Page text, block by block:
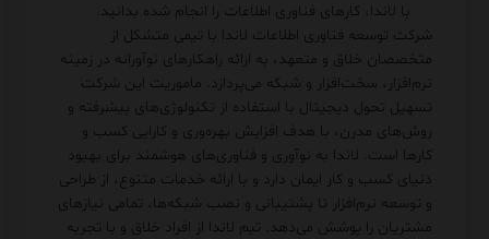
با لاندا، کارهای فناوری اطلاعات را انجام شده بدانید.
شرکت توسعه فناوری اطلاعات لاندا با تیمی متشکل از
متخصصان خلاق و متعهد، به ارائه راهکارهای نوآورانه در زمینه
نرم‌افزار، سخت‌افزار و شبکه می‌پردازد. ماموریت این شرکت
تسهیل تحول دیجیتال با استفاده از تکنولوژی‌های پیشرفته و
روش‌های مدرن، با هدف افزایش بهره‌وری و کارایی کسب و
کارها است. لاندا به نوآوری و فناوری‌های هوشمند برای بهبود
دنیای کسب و کار ایمان دارد و با ارائه خدمات متنوع، از طراحی
و توسعه نرم‌افزار تا پشتیبانی و نصب شبکه‌ها، تمامی نیازهای
مشتریان را پوشش می‌دهد. تیم لاندا از افراد خلاق و با تجربه